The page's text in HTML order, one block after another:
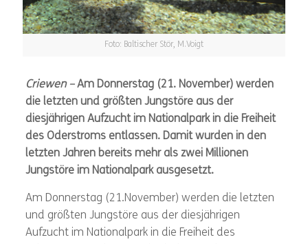
Foto: Baltischer Stör, M.Voigt
Criewen –Am Donnerstag (21. November) werden
die letzten und größten Jungstöre aus der
diesjährigen Aufzucht im Nationalpark in die Freiheit
des Oderstroms entlassen. Damit wurden in den
letzten Jahren bereits mehr als zwei Millionen
Jungstöre im Nationalpark ausgesetzt.
Am Donnerstag (21.November) werden die letzten
und größten Jungstöre aus der diesjährigen
Aufzucht im Nationalpark in die Freiheit des